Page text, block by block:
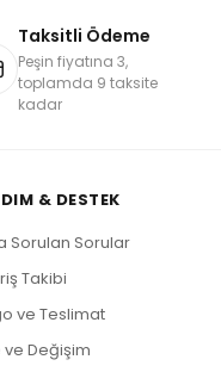
Taksitli Ödeme
Peşin fiyatına 3,
toplamda 9 taksite
kadar
& DESTEK
Sorulan Sorular
Takibi
ve Teslimat
ve Değişim